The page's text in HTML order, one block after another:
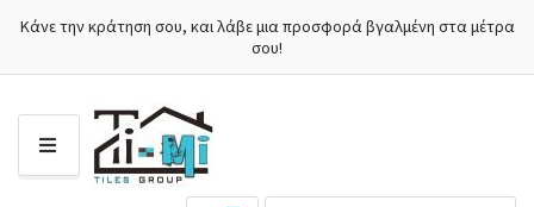
Κάνε την κράτηση σου, και λάβε μια προσφορά βγαλμένη στα μέτρα
σου!
Μ
Ε